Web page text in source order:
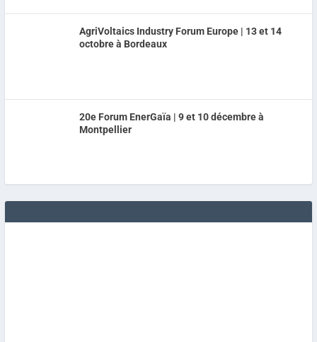
AgriVoltaics Industry Forum Europe | 13 et 14
octobre à Bordeaux
20e Forum EnerGaïa | 9 et 10 décembre à
Montpellier